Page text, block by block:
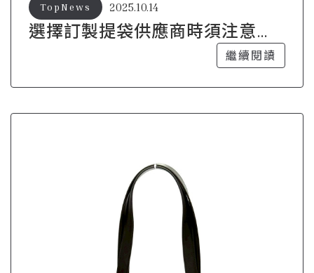
選擇訂製提袋供應商時須注意的
2025.10.14
TopNews
繼續閱讀